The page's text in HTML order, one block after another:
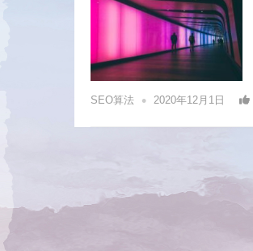
SEO算法 • 2020年12月1日